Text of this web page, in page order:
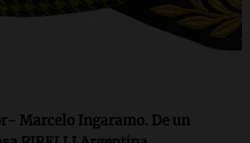
Marcelo Ingaramo. De un